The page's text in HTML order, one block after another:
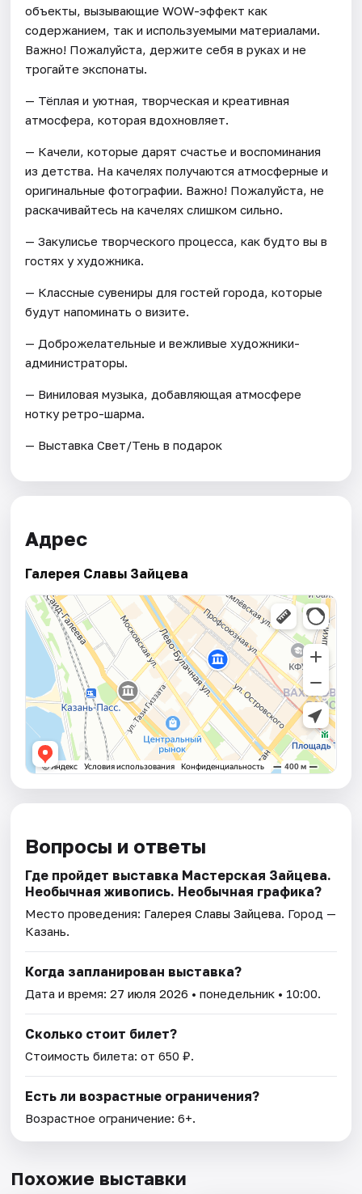
объекты, вызывающие WOW-эффект как
содержанием, так и используемыми материалами.
Важно! Пожалуйста, держите себя в руках и не
трогайте экспонаты.
— Тёплая и уютная, творческая и креативная
атмосфера, которая вдохновляет.
— Качели, которые дарят счастье и воспоминания
из детства. На качелях получаются атмосферные и
оригинальные фотографии. Важно! Пожалуйста, не
раскачивайтесь на качелях слишком сильно.
— Закулисье творческого процесса, как будто вы в
гостях у художника.
— Классные сувениры для гостей города, которые
будут напоминать о визите.
— Доброжелательные и вежливые художники-
администраторы.
— Виниловая музыка, добавляющая атмосфере
нотку ретро-шарма.
— Выставка Свет/Тень в подарок
Адрес
Галерея Славы Зайцева
Вопросы и ответы
Где пройдет выставка Мастерская Зайцева.
Необычная живопись. Необычная графика?
Место проведения: Галерея Славы Зайцева. Город —
Казань.
Когда запланирован выставка?
Дата и время:27 июля 2026 • понедельник • 10:00.
Сколько стоит билет?
Стоимость билета: от 650 ₽.
Есть ли возрастные ограничения?
Возрастное ограничение: 6+.
Похожие выставки